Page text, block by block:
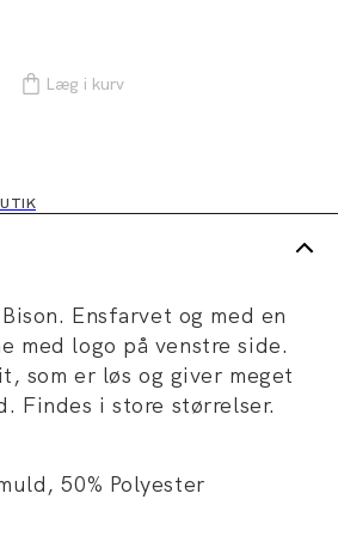
Læg i kurv
Ensfarvet og med en
med logo på venstre side.
som er løs og giver meget
Findes i store størrelser.
50% Polyester